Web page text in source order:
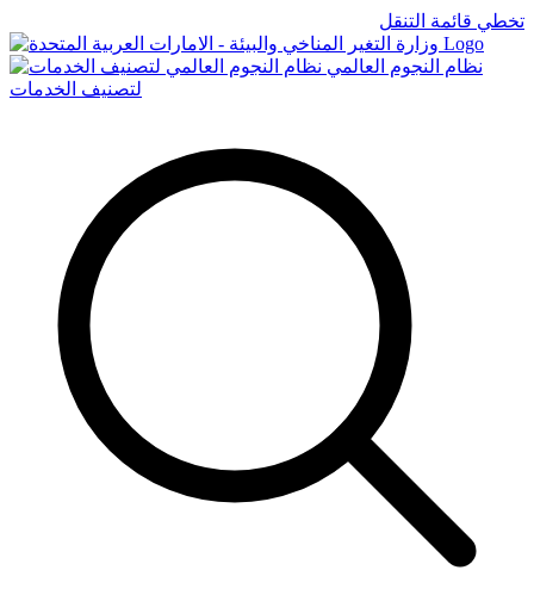
تخطي قائمة التنقل
Logo
نظام النجوم العالمي
لتصنيف الخدمات